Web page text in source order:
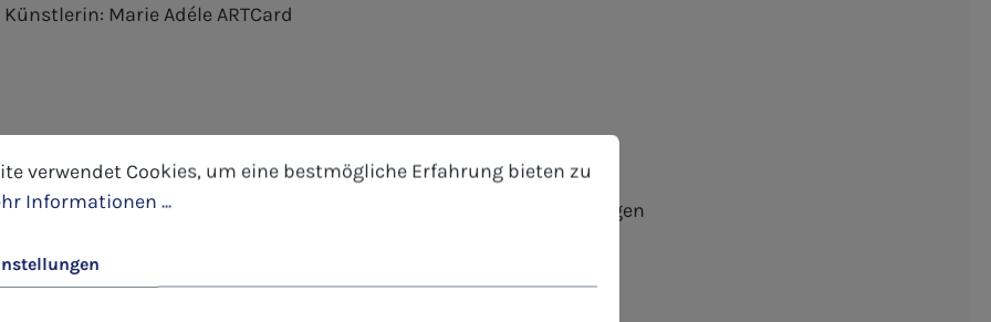
Marie Adéle ARTCard
Fest des Jahres - Weihnachtsfest
zum Weihnachtsfest für Angehörige, Bekannte und Kollegen
verwendet Cookies, um eine bestmögliche Erfahrung bieten zu können.
verwendet Cookies, um eine bestmögliche Erfahrung bieten zu
Informationen ...